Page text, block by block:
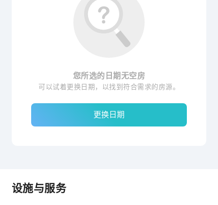
您所选的日期无空房
可以试着更换日期，以找到符合需求的房源。
更换日期
设施与服务